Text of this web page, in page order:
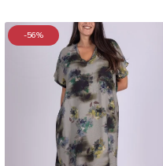
-56%